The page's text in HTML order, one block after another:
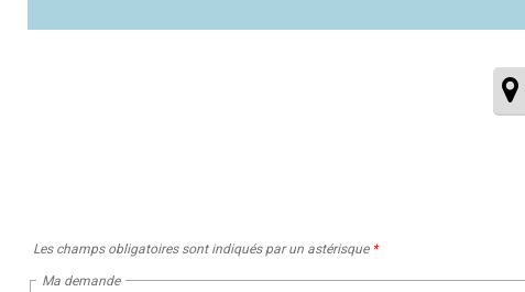
Les champs obligatoires sont indiqués par un astérisque *
Ma demande